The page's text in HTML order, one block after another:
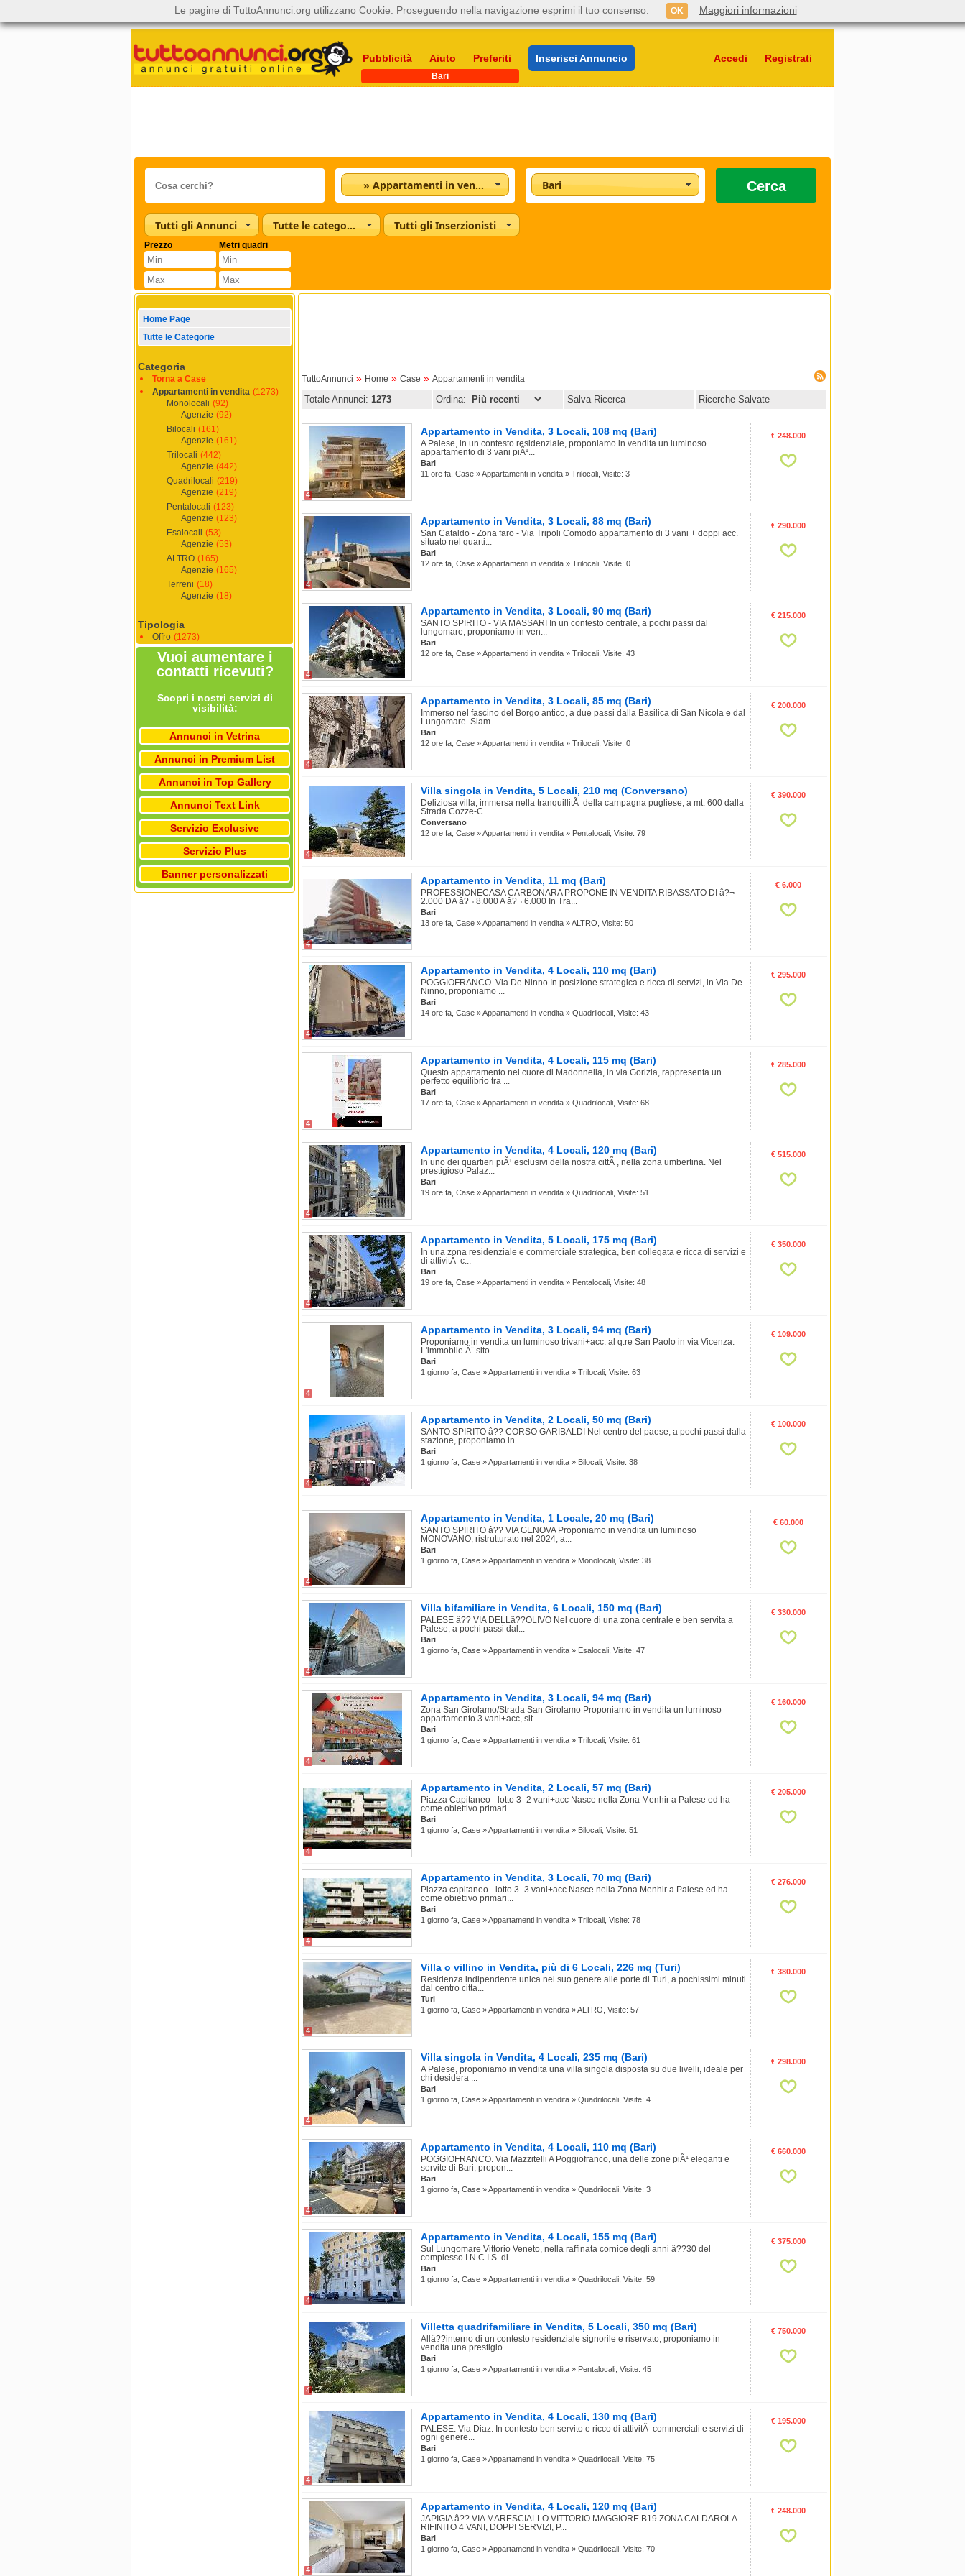
Pubblicità Aiuto Preferiti Inserisci Annuncio Accedi Registrati
Bari
» Appartamenti in vendita Bari Cerca
Tutti gli Annunci Tutte le categorie Tutti gli Inserzionisti
Prezzo Metri quadri
Home Page
Tutte le Categorie
Categoria
Torna a Case
Appartamenti in vendita (1273)
Monolocali (92)
Agenzie (92)
Bilocali (161)
Agenzie (161)
Trilocali (442)
Agenzie (442)
Quadrilocali (219)
Agenzie (219)
Pentalocali (123)
Agenzie (123)
Esalocali (53)
Agenzie (53)
ALTRO (165)
Agenzie (165)
Terreni (18)
Agenzie (18)
Tipologia
Offro (1273)
Vuoi aumentare i
contatti ricevuti?
Scopri i nostri servizi di
visibilità:
Annunci in Vetrina
Annunci in Premium List
Annunci in Top Gallery
Annunci Text Link
Servizio Exclusive
Servizio Plus
Banner personalizzati
TuttoAnnunci » Home » Case » Appartamenti in vendita
Totale Annunci: 1273 Ordina: Salva Ricerca Ricerche Salvate
4
Appartamento in Vendita, 3 Locali, 108 mq (Bari)
A Palese, in un contesto residenziale, proponiamo in vendita un luminoso
appartamento di 3 vani piÃ¹...
Bari
11 ore fa, Case » Appartamenti in vendita » Trilocali, Visite: 3
€ 248.000
4
Appartamento in Vendita, 3 Locali, 88 mq (Bari)
San Cataldo - Zona faro - Via Tripoli Comodo appartamento di 3 vani + doppi acc.
situato nel quarti...
Bari
12 ore fa, Case » Appartamenti in vendita » Trilocali, Visite: 0
€ 290.000
4
Appartamento in Vendita, 3 Locali, 90 mq (Bari)
SANTO SPIRITO - VIA MASSARI In un contesto centrale, a pochi passi dal
lungomare, proponiamo in ven...
Bari
12 ore fa, Case » Appartamenti in vendita » Trilocali, Visite: 43
€ 215.000
4
Appartamento in Vendita, 3 Locali, 85 mq (Bari)
Immerso nel fascino del Borgo antico, a due passi dalla Basilica di San Nicola e dal
Lungomare. Siam...
Bari
12 ore fa, Case » Appartamenti in vendita » Trilocali, Visite: 0
€ 200.000
4
Villa singola in Vendita, 5 Locali, 210 mq (Conversano)
Deliziosa villa, immersa nella tranquillitÃ della campagna pugliese, a mt. 600 dalla
Strada Cozze-C...
Conversano
12 ore fa, Case » Appartamenti in vendita » Pentalocali, Visite: 79
€ 390.000
4
Appartamento in Vendita, 11 mq (Bari)
PROFESSIONECASA CARBONARA PROPONE IN VENDITA RIBASSATO DI â?¬
2.000 DA â?¬ 8.000 A â?¬ 6.000 In Tra...
Bari
13 ore fa, Case » Appartamenti in vendita » ALTRO, Visite: 50
€ 6.000
4
Appartamento in Vendita, 4 Locali, 110 mq (Bari)
POGGIOFRANCO. Via De Ninno In posizione strategica e ricca di servizi, in Via De
Ninno, proponiamo ...
Bari
14 ore fa, Case » Appartamenti in vendita » Quadrilocali, Visite: 43
€ 295.000
4
Appartamento in Vendita, 4 Locali, 115 mq (Bari)
Questo appartamento nel cuore di Madonnella, in via Gorizia, rappresenta un
perfetto equilibrio tra ...
Bari
17 ore fa, Case » Appartamenti in vendita » Quadrilocali, Visite: 68
€ 285.000
4
Appartamento in Vendita, 4 Locali, 120 mq (Bari)
In uno dei quartieri piÃ¹ esclusivi della nostra cittÃ , nella zona umbertina. Nel
prestigioso Palaz...
Bari
19 ore fa, Case » Appartamenti in vendita » Quadrilocali, Visite: 51
€ 515.000
4
Appartamento in Vendita, 5 Locali, 175 mq (Bari)
In una zona residenziale e commerciale strategica, ben collegata e ricca di servizi e
di attivitÃ c...
Bari
19 ore fa, Case » Appartamenti in vendita » Pentalocali, Visite: 48
€ 350.000
4
Appartamento in Vendita, 3 Locali, 94 mq (Bari)
Proponiamo in vendita un luminoso trivani+acc. al q.re San Paolo in via Vicenza.
L'immobile Ã¨ sito ...
Bari
1 giorno fa, Case » Appartamenti in vendita » Trilocali, Visite: 63
€ 109.000
4
Appartamento in Vendita, 2 Locali, 50 mq (Bari)
SANTO SPIRITO â?? CORSO GARIBALDI Nel centro del paese, a pochi passi dalla
stazione, proponiamo in...
Bari
1 giorno fa, Case » Appartamenti in vendita » Bilocali, Visite: 38
€ 100.000
4
Appartamento in Vendita, 1 Locale, 20 mq (Bari)
SANTO SPIRITO â?? VIA GENOVA Proponiamo in vendita un luminoso
MONOVANO, ristrutturato nel 2024, a...
Bari
1 giorno fa, Case » Appartamenti in vendita » Monolocali, Visite: 38
€ 60.000
4
Villa bifamiliare in Vendita, 6 Locali, 150 mq (Bari)
PALESE â?? VIA DELLâ??OLIVO Nel cuore di una zona centrale e ben servita a
Palese, a pochi passi dal...
Bari
1 giorno fa, Case » Appartamenti in vendita » Esalocali, Visite: 47
€ 330.000
4
Appartamento in Vendita, 3 Locali, 94 mq (Bari)
Zona San Girolamo/Strada San Girolamo Proponiamo in vendita un luminoso
appartamento 3 vani+acc, sit...
Bari
1 giorno fa, Case » Appartamenti in vendita » Trilocali, Visite: 61
€ 160.000
4
Appartamento in Vendita, 2 Locali, 57 mq (Bari)
Piazza Capitaneo - lotto 3- 2 vani+acc Nasce nella Zona Menhir a Palese ed ha
come obiettivo primari...
Bari
1 giorno fa, Case » Appartamenti in vendita » Bilocali, Visite: 51
€ 205.000
4
Appartamento in Vendita, 3 Locali, 70 mq (Bari)
Piazza capitaneo - lotto 3- 3 vani+acc Nasce nella Zona Menhir a Palese ed ha
come obiettivo primari...
Bari
1 giorno fa, Case » Appartamenti in vendita » Trilocali, Visite: 78
€ 276.000
4
Villa o villino in Vendita, più di 6 Locali, 226 mq (Turi)
Residenza indipendente unica nel suo genere alle porte di Turi, a pochissimi minuti
dal centro citta...
Turi
1 giorno fa, Case » Appartamenti in vendita » ALTRO, Visite: 57
€ 380.000
4
Villa singola in Vendita, 4 Locali, 235 mq (Bari)
A Palese, proponiamo in vendita una villa singola disposta su due livelli, ideale per
chi desidera ...
Bari
1 giorno fa, Case » Appartamenti in vendita » Quadrilocali, Visite: 4
€ 298.000
4
Appartamento in Vendita, 4 Locali, 110 mq (Bari)
POGGIOFRANCO. Via Mazzitelli A Poggiofranco, una delle zone piÃ¹ eleganti e
servite di Bari, propon...
Bari
1 giorno fa, Case » Appartamenti in vendita » Quadrilocali, Visite: 3
€ 660.000
4
Appartamento in Vendita, 4 Locali, 155 mq (Bari)
Sul Lungomare Vittorio Veneto, nella raffinata cornice degli anni â??30 del
complesso I.N.C.I.S. di ...
Bari
1 giorno fa, Case » Appartamenti in vendita » Quadrilocali, Visite: 59
€ 375.000
4
Villetta quadrifamiliare in Vendita, 5 Locali, 350 mq (Bari)
Allâ??interno di un contesto residenziale signorile e riservato, proponiamo in
vendita una prestigio...
Bari
1 giorno fa, Case » Appartamenti in vendita » Pentalocali, Visite: 45
€ 750.000
4
Appartamento in Vendita, 4 Locali, 130 mq (Bari)
PALESE. Via Diaz. In contesto ben servito e ricco di attivitÃ commerciali e servizi di
ogni genere...
Bari
1 giorno fa, Case » Appartamenti in vendita » Quadrilocali, Visite: 75
€ 195.000
4
Appartamento in Vendita, 4 Locali, 120 mq (Bari)
JAPIGIA â?? VIA MARESCIALLO VITTORIO MAGGIORE B19 ZONA CALDAROLA -
RIFINITO 4 VANI, DOPPI SERVIZI, P...
Bari
1 giorno fa, Case » Appartamenti in vendita » Quadrilocali, Visite: 70
€ 248.000
Le pagine di TuttoAnnunci.org utilizzano Cookie. Proseguendo nella navigazione esprimi il tuo consenso. OK Maggiori informazioni